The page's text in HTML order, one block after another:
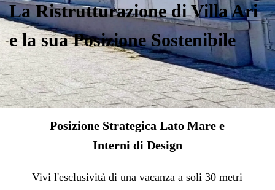
La Ristrutturazione di Villa Ari
e la sua Posizione Sostenibile
Posizione Strategica Lato Mare e
Interni di Design
Vivi l'esclusività di una vacanza a soli 30 metri